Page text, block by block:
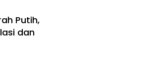
Putih,
dan